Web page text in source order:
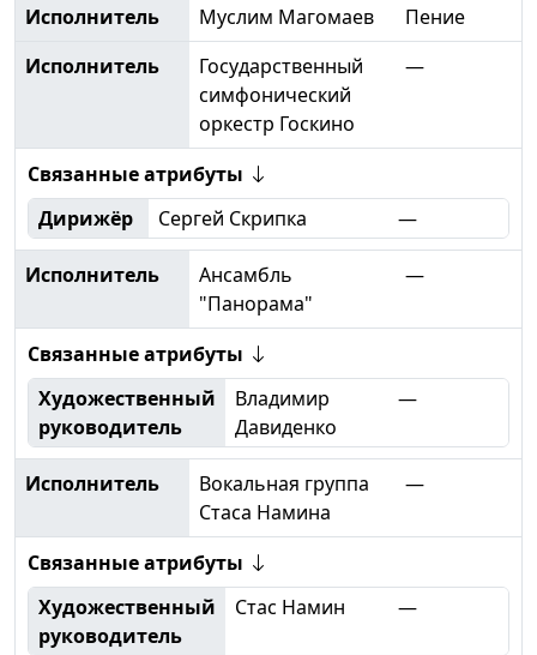
Исполнитель
Муслим Магомаев
Пение
Исполнитель
Государственный
симфонический
оркестр Госкино
—
Связанные атрибуты
Дирижёр
Сергей Скрипка —
Исполнитель
Ансамбль
"Панорама"
—
Связанные атрибуты
Художественный
руководитель
Владимир
Давиденко
—
Исполнитель
Вокальная группа
Стаса Намина
—
Связанные атрибуты
Художественный
руководитель
Стас Намин —